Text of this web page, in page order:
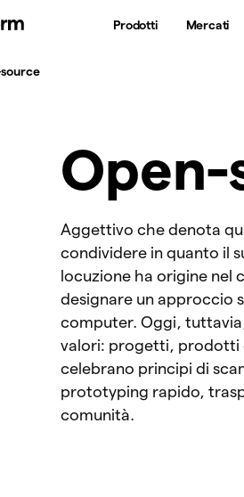
Prodotti Mercati
Aggettivo che denota
condividere in quanto il
locuzione ha origine nel
designare un approccio
computer. Oggi,
valori: progetti, prodotti
celebrano principi di
prototyping rapido,
comunità.